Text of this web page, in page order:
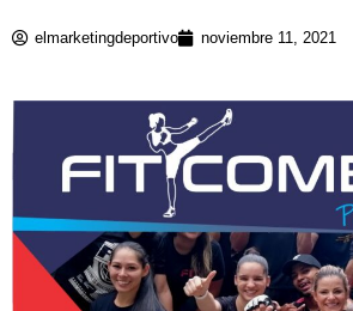
elmarketingdeportivo noviembre 11, 2021